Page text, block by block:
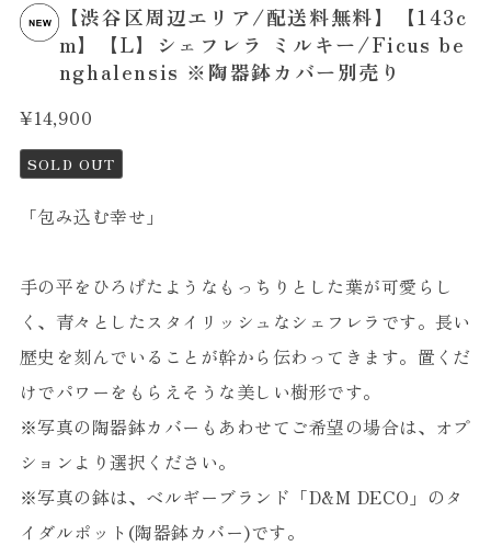
【渋谷区周辺エリア/配送料無料】【143c
m】【L】シェフレラ ミルキー/Ficus be
nghalensis ※陶器鉢カバー別売り
¥14,900
SOLD OUT
「包み込む幸せ」
手の平をひろげたようなもっちりとした葉が可愛らし
く、青々としたスタイリッシュなシェフレラです。長い
歴史を刻んでいることが幹から伝わってきます。置くだ
けでパワーをもらえそうな美しい樹形です。
※写真の陶器鉢カバーもあわせてご希望の場合は、オプ
ションより選択ください。
※写真の鉢は、ベルギーブランド「D&M DECO」のタ
イダルポット(陶器鉢カバー)です。